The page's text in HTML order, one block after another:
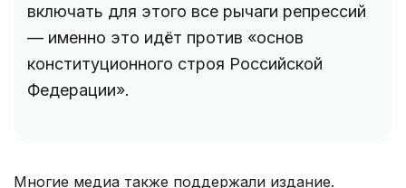
включать для этого все рычаги репрессий
— именно это идëт против «основ
конституционного строя Российской
Федерации».
Многие медиа также поддержали издание.